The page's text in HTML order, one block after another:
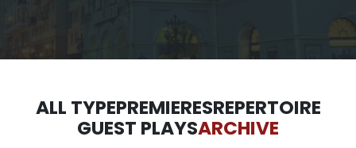
ALL TYPEPREMIERESREPERTOIRE
GUEST PLAYSARCHIVE